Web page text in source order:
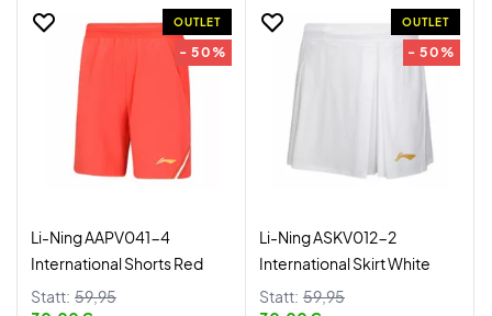
OUTLET
- 50%
Li-Ning AAPV041-4
International Shorts Red
Statt: 59,95
OUTLET
- 50%
Li-Ning ASKV012-2
International Skirt White
Statt: 59,95